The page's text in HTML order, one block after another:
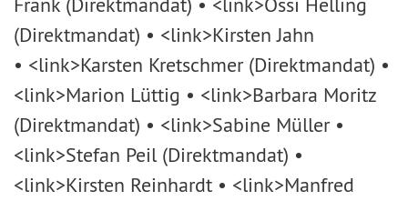
(Direktmandat) • <link>Kirsten Jahn
• <link>Karsten Kretschmer (Direktmandat) •
<link>Marion Lüttig • <link>Barbara Moritz
(Direktmandat) • <link>Sabine Müller •
<link>Stefan Peil (Direktmandat) •
<link>Kirsten Reinhardt • <link>Manfred